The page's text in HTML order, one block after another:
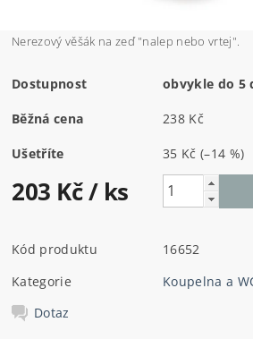
Nerezový věšák na zeď "nalep nebo vrtej".
Dostupnost obvykle do 5
Běžná cena 238 Kč
Ušetříte 35 Kč(–14 %)
203 Kč/ ks
Kód produktu
16652
Kategorie
Koupelna a
Dotaz